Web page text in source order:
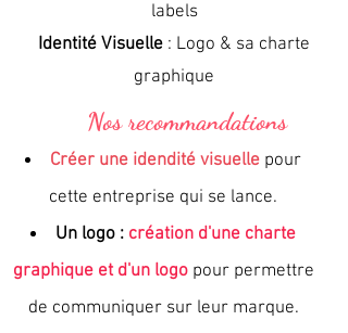
labels
Identité Visuelle : Logo & sa charte
graphique
Nos recommandations
Créer une idendité visuelle pour
cette entreprise qui se lance.
Un logo : création d'une charte
graphique et d'un logo pour permettre
de communiquer sur leur marque.